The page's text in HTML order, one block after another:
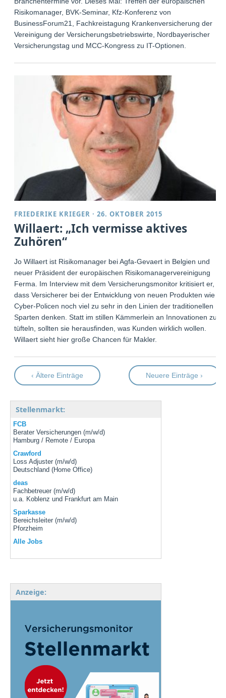
Risikomanager, BVK-Seminar, Kfz-Konferenz von
BusinessForum21, Fachkreistagung Krankenversicherung der
Vereinigung der Versicherungsbetriebswirte, Nordbayerischer
Versicherungstag und MCC-Kongress zu IT-Optionen.
FRIEDERIKE KRIEGER ·26. OKTOBER 2015
Willaert: „Ich vermisse aktives
Zuhören“
Jo Willaert ist Risikomanager bei Agfa-Gevaert in Belgien und
neuer Präsident der europäischen Risikomanagervereinigung
Ferma. Im Interview mit dem Versicherungsmonitor kritisiert er,
dass Versicherer bei der Entwicklung von neuen Produkten wie
Cyber-Policen noch viel zu sehr in den Linien der traditionellen
Sparten denken. Statt im stillen Kämmerlein an Innovationen zu
tüfteln, sollten sie herausfinden, was Kunden wirklich wollen.
Willaert sieht hier große Chancen für Makler.
‹ Ältere Einträge Neuere Einträge ›
Stellenmarkt:
FCB
Berater Versicherungen (m/w/d)
Hamburg / Remote / Europa
Crawford
Loss Adjuster (m/w/d)
Deutschland (Home Office)
deas
Fachbetreuer (m/w/d)
u.a. Koblenz und Frankfurt am Main
Sparkasse
Bereichsleiter (m/w/d)
Pforzheim
Alle Jobs
Anzeige: